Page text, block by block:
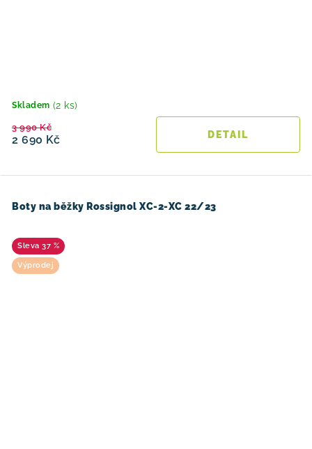
Skladem (2 ks)
2 690 Kč
3 990 Kč
Boty na běžky Rossignol XC-2-XC 22/23
37 %
Výprodej